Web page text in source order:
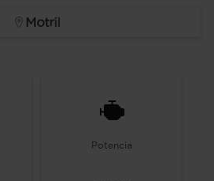
Motril
Potencia